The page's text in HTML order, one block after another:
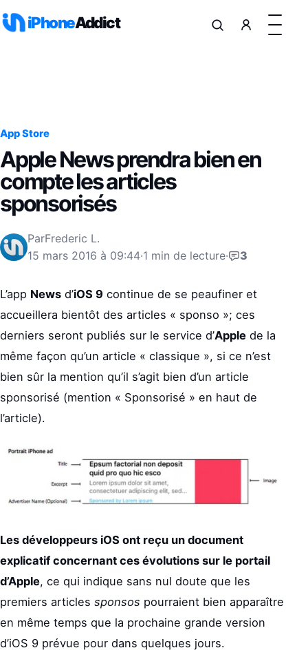
iPhoneAddict
App Store
Apple News prendra bien en
compte les articles
sponsorisés
ParFrederic L.
15 mars 2016 à 09:44·1 min de lecture· 3
L’app News d’iOS 9 continue de se peaufiner et
accueillera bientôt des articles « sponso »; ces
derniers seront publiés sur le service d’Apple de la
même façon qu’un article « classique », si ce n’est
bien sûr la mention qu’il s’agit bien d’un article
sponsorisé (mention « Sponsorisé » en haut de
l’article).
Les développeurs iOS ont reçu un document
explicatif concernant ces évolutions sur le portail
d’Apple, ce qui indique sans nul doute que les
premiers articles sponsos pourraient bien apparaître
en même temps que la prochaine grande version
d’iOS 9 prévue pour dans quelques jours.